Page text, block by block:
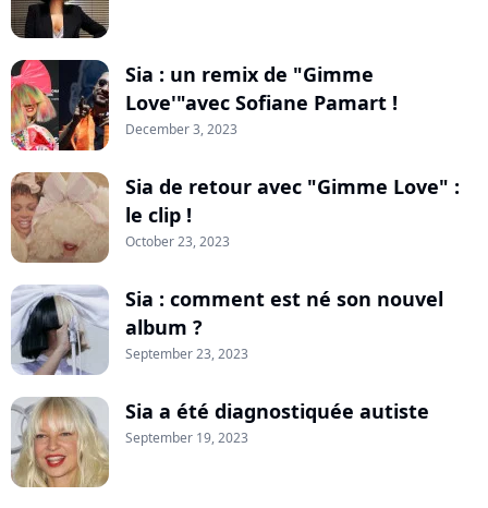
Sia : un remix de "Gimme
Love'"avec Sofiane Pamart !
December 3, 2023
Sia de retour avec "Gimme Love" :
le clip !
October 23, 2023
Sia : comment est né son nouvel
album ?
September 23, 2023
Sia a été diagnostiquée autiste
September 19, 2023